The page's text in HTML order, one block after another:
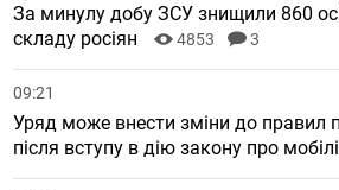
За минулу добу ЗСУ знищили 860
складу росіян
4853 3
09:21
Уряд може внести зміни до правил
після вступу в дію закону про